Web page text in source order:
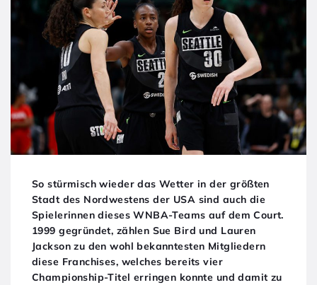
So stürmisch wieder das Wetter in der größten
Stadt des Nordwestens der USA sind auch die
Spielerinnen dieses WNBA-Teams auf dem Court.
1999 gegründet, zählen Sue Bird und Lauren
Jackson zu den wohl bekanntesten Mitgliedern
diese Franchises, welches bereits vier
Championship-Titel erringen konnte und damit zu